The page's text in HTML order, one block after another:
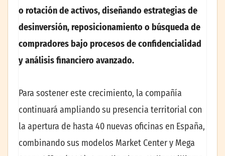
o rotación de activos, diseñando estrategias de
desinversión, reposicionamiento o búsqueda de
compradores bajo procesos de confidencialidad
y análisis financiero avanzado.
Para sostener este crecimiento, la compañía
continuará ampliando su presencia territorial con
la apertura de hasta 40 nuevas oficinas en España,
combinando sus modelos Market Center y Mega